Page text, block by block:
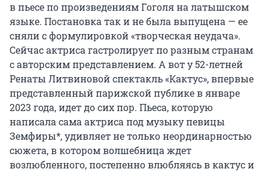
в пьесе по произведениям Гоголя на латышском
языке. Постановка так и не была выпущена — ее
сняли с формулировкой «творческая неудача».
Сейчас актриса гастролирует по разным странам
с авторским представлением. А вот у 52-летней
Ренаты Литвиновой спектакль «Кактус», впервые
представленный парижской публике в январе
2023 года, идет до сих пор. Пьеса, которую
написала сама актриса под музыку певицы
Земфиры*, удивляет не только неординарностью
сюжета, в котором волшебница ждет
возлюбленного, постепенно влюбляясь в кактус и